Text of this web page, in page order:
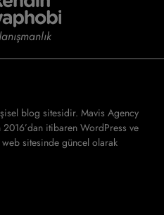
blog sitesidir. Mavis Agency
2016’dan itibaren WordPress ve
sitesinde güncel olarak